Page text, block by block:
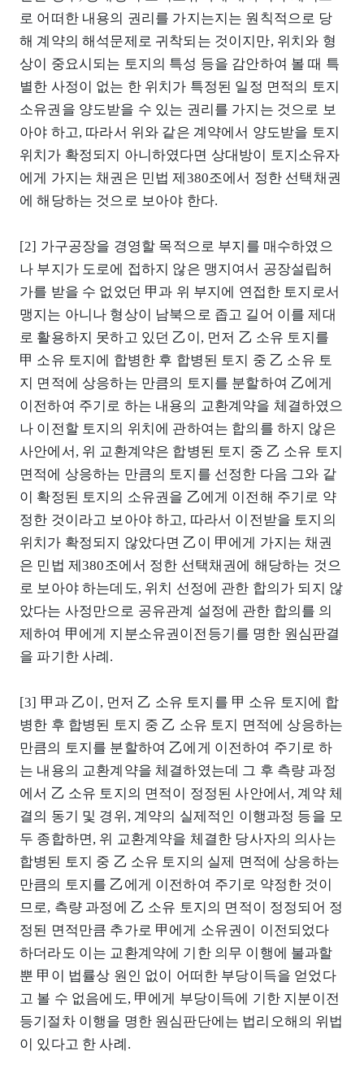
로 어떠한 내용의 권리를 가지는지는 원칙적으로 당
해 계약의 해석문제로 귀착되는 것이지만, 위치와 형
상이 중요시되는 토지의 특성 등을 감안하여 볼 때 특
별한 사정이 없는 한 위치가 특정된 일정 면적의 토지
소유권을 양도받을 수 있는 권리를 가지는 것으로 보
아야 하고, 따라서 위와 같은 계약에서 양도받을 토지
위치가 확정되지 아니하였다면 상대방이 토지소유자
에게 가지는 채권은 민법 제380조에서 정한 선택채권
에 해당하는 것으로 보아야 한다.
[2] 가구공장을 경영할 목적으로 부지를 매수하였으
나 부지가 도로에 접하지 않은 맹지여서 공장설립허
가를 받을 수 없었던 甲과 위 부지에 연접한 토지로서
맹지는 아니나 형상이 남북으로 좁고 길어 이를 제대
로 활용하지 못하고 있던 乙이, 먼저 乙 소유 토지를
甲 소유 토지에 합병한 후 합병된 토지 중 乙 소유 토
지 면적에 상응하는 만큼의 토지를 분할하여 乙에게
이전하여 주기로 하는 내용의 교환계약을 체결하였으
나 이전할 토지의 위치에 관하여는 합의를 하지 않은
사안에서, 위 교환계약은 합병된 토지 중 乙 소유 토지
면적에 상응하는 만큼의 토지를 선정한 다음 그와 같
이 확정된 토지의 소유권을 乙에게 이전해 주기로 약
정한 것이라고 보아야 하고, 따라서 이전받을 토지의
위치가 확정되지 않았다면 乙이 甲에게 가지는 채권
은 민법 제380조에서 정한 선택채권에 해당하는 것으
로 보아야 하는데도, 위치 선정에 관한 합의가 되지 않
았다는 사정만으로 공유관계 설정에 관한 합의를 의
제하여 甲에게 지분소유권이전등기를 명한 원심판결
을 파기한 사례.
[3] 甲과 乙이, 먼저 乙 소유 토지를 甲 소유 토지에 합
병한 후 합병된 토지 중 乙 소유 토지 면적에 상응하는
만큼의 토지를 분할하여 乙에게 이전하여 주기로 하
는 내용의 교환계약을 체결하였는데 그 후 측량 과정
에서 乙 소유 토지의 면적이 정정된 사안에서, 계약 체
결의 동기 및 경위, 계약의 실제적인 이행과정 등을 모
두 종합하면, 위 교환계약을 체결한 당사자의 의사는
합병된 토지 중 乙 소유 토지의 실제 면적에 상응하는
만큼의 토지를 乙에게 이전하여 주기로 약정한 것이
므로, 측량 과정에 乙 소유 토지의 면적이 정정되어 정
정된 면적만큼 추가로 甲에게 소유권이 이전되었다
하더라도 이는 교환계약에 기한 의무 이행에 불과할
뿐 甲이 법률상 원인 없이 어떠한 부당이득을 얻었다
고 볼 수 없음에도, 甲에게 부당이득에 기한 지분이전
등기절차 이행을 명한 원심판단에는 법리오해의 위법
이 있다고 한 사례.